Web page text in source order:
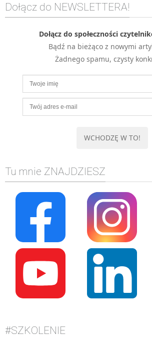
Django
PHP
WordPress
MOBILE
Android
KONTROLA WERSJI
SQL
TESTOWANIE
SIECI
WYDARZENIA
BIZNES
PO GODZINACH
KONTAKT
Dołącz do NEWSLETTERA!
Dołącz do społeczności
Bądź na bieżąco z nowymi
Żadnego spamu, czysty
Tu mnie ZNAJDZIESZ
#SZKOLENIE